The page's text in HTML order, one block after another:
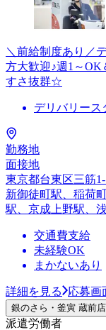
＼前給制度あり／
方大歓迎♪週1～
すさ抜群☆
デリバリース
勤務地
面接地
東京都台東区三筋
新御徒町駅、稲荷
駅、京成上野駅、
交通費支給
未経験OK
まかないあり
詳細を見る 応募画
銀のさら・釜寅 蔵前
派遣労働者